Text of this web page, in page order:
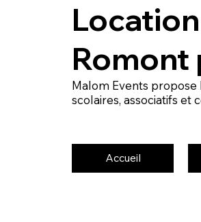
Romont
Malom Events
scolaires, associatifs et
Accueil